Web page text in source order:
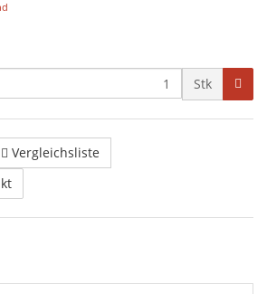
Stk
Vergleichsliste